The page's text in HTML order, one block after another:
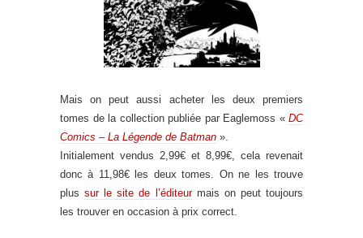
Mais on peut aussi acheter les deux premiers
tomes de la collection publiée par Eaglemoss « DC
Comics – La Légende de Batman ».
Initialement vendus 2,99€ et 8,99€, cela revenait
donc à 11,98€ les deux tomes. On ne les trouve
plussur le site de l’éditeurmais on peut toujours
les trouver en occasion à prix correct.